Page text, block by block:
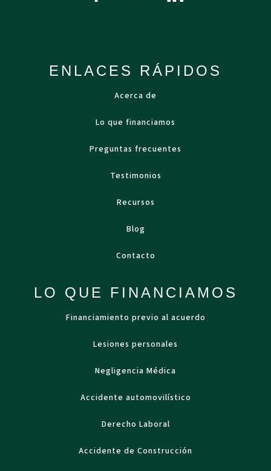
ENLACES RÁPIDOS
Acerca de
Lo que financiamos
Preguntas frecuentes
Testimonios
Recursos
Blog
Contacto
LO QUE FINANCIAMOS
Financiamiento previo al acuerdo
Lesiones personales
Negligencia Médica
Accidente automovilístico
Derecho Laboral
Accidente de Construcción